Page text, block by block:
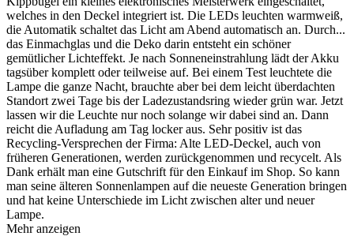
welches in den Deckel integriert ist. Die LEDs leuchten warmweiß,
die Automatik schaltet das Licht am Abend automatisch an. Durch...
das Einmachglas und die Deko darin entsteht ein schöner
gemütlicher Lichteffekt. Je nach Sonneneinstrahlung lädt der Akku
tagsüber komplett oder teilweise auf. Bei einem Test leuchtete die
Lampe die ganze Nacht, brauchte aber bei dem leicht überdachten
Standort zwei Tage bis der Ladezustandsring wieder grün war. Jetzt
lassen wir die Leuchte nur noch solange wir dabei sind an. Dann
reicht die Aufladung am Tag locker aus. Sehr positiv ist das
Recycling-Versprechen der Firma: Alte LED-Deckel, auch von
früheren Generationen, werden zurückgenommen und recycelt. Als
Dank erhält man eine Gutschrift für den Einkauf im Shop. So kann
man seine älteren Sonnenlampen auf die neueste Generation bringen
und hat keine Unterschiede im Licht zwischen alter und neuer
Lampe.
Mehr anzeigen